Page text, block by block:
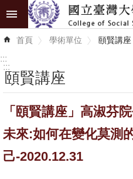
跳到主要內容區塊
進
階
識
學
首頁 學術單位 頤賢講座
:::
:::
頤賢講座
「頤賢講座」高淑芬
未來:如何在變化莫測
己-2020.12.31